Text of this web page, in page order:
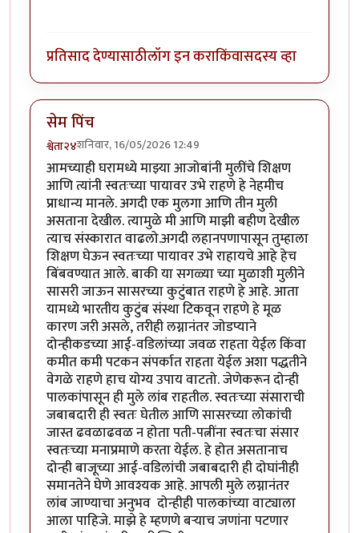
प्रतिसाद देण्यासाठीलॉग इन कराकिंवासदस्य व्हा
सेम पिंच
श्वेता२४शनिवार, 16/05/2026 12:49
आमच्याही घरामध्ये माझ्या आजोबांनी मुलींचे शिक्षण
आणि त्यांनी स्वतःच्या पायावर उभे राहणे हे नेहमीच
प्राधान्य मानले. अगदी एक मुलगा आणि तीन मुली
असताना देखील. त्यामुळे मी आणि माझी बहीण देखील
त्याच संस्कारात वाढलो.अगदी लहानपणापासून तुम्हाला
शिक्षण घेऊन स्वतःच्या पायावर उभे राहायचे आहे हेच
बिंबवण्यात आले. बाकी या सगळ्या च्या मुळाशी मुलीने
सासरी जाऊन सासरच्या कुटुंबात राहणे हे आहे. आता
यामध्ये भारतीय कुटुंब संस्था टिकवून राहणे हे मूळ
कारण जरी असले, तरीही लग्नानंतर जोडप्याने
दोन्हीकडच्या आई-वडिलांच्या जवळ राहता येईल किंवा
कमीत कमी पटकन संपर्कात राहता येईल अशा पद्धतीने
वेगळे राहणे हाच योग्य उपाय वाटतो. जेणेकरून दोन्ही
पालकांपासून ही मुले लांब राहतील. स्वतःच्या संसाराची
जबाबदारी ही स्वतः घेतील आणि सासरच्या लोकांची
जास्त ढवळाढवळ न होता पती-पत्नींना स्वतःचा संसार
स्वतःच्या मनाप्रमाणे करता येईल. हे होत असतानाच
दोन्ही बाजूच्या आई-वडिलांची जबाबदारी ही दोघांनीही
समानतेने घेणे आवश्यक आहे. आपली मुले लग्नानंतर
लांब जाण्याचा अनुभव दोन्हीही पालकांच्या वाट्याला
आला पाहिजे. माझे हे म्हणणे बऱ्याच जणांना पटणार